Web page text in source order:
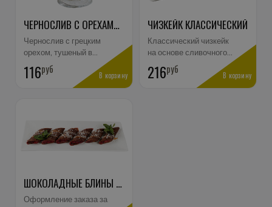
ЧЕРНОСЛИВ С ОРЕХАМИ В СМЕТАННОМ СОУСЕ
Чернослив с грецким
орехом, тушеный в
красном вине, со
сметанным кремом и
черным шоколадом.
116руб В корзину
ЧИЗКЕЙК КЛАССИЧЕСКИЙ
Классический чизкейк
на основе сливочного
сыра, подается с
соусом карамельным.
Оформление заказа за
216руб В корзину
ШОКОЛАДНЫЕ БЛИНЫ С ВИШНЕЙ И КАРАМЕЛЬЮ
Оформление заказа за